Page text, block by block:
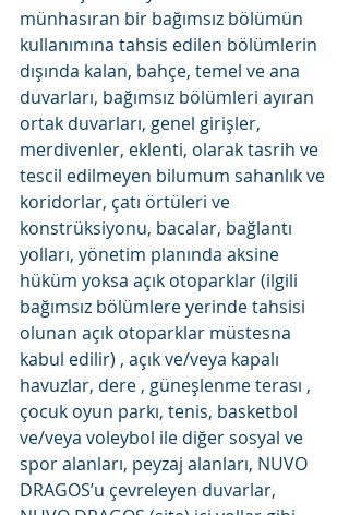
münhasıran bir bağımsız bölümün
kullanımına tahsis edilen bölümlerin
dışında kalan, bahçe, temel ve ana
duvarları, bağımsız bölümleri ayıran
ortak duvarları, genel girişler,
merdivenler, eklenti, olarak tasrih ve
tescil edilmeyen bilumum sahanlık ve
koridorlar, çatı örtüleri ve
konstrüksiyonu, bacalar, bağlantı
yolları, yönetim planında aksine
hüküm yoksa açık otoparklar (ilgili
bağımsız bölümlere yerinde tahsisi
olunan açık otoparklar müstesna
kabul edilir) , açık ve/veya kapalı
havuzlar, dere , güneşlenme terası ,
çocuk oyun parkı, tenis, basketbol
ve/veya voleybol ile diğer sosyal ve
spor alanları, peyzaj alanları, NUVO
DRAGOS’u çevreleyen duvarlar,